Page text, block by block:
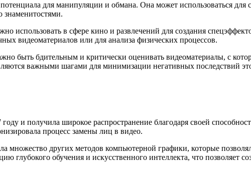
для манипуляции и обмана. Она может использоваться
знаменитостями.
использовать в сфере кино и развлечений для создания
видеоматериалов или для анализа физических процессов.
быть бдительным и критически оценивать видеоматериалы, с
важными шагами для минимизации негативных последствий
и получила широкое распространение благодаря своей
процесс замены лиц в видео.
множество других методов компьютерной графики, которые
глубокого обучения и искусственного интеллекта, что позволяет